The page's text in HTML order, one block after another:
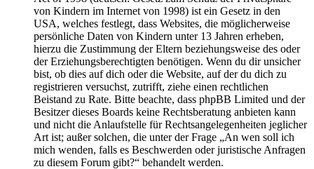
von Kindern im Internet von 1998) ist ein Gesetz in den
USA, welches festlegt, dass Websites, die möglicherweise
persönliche Daten von Kindern unter 13 Jahren erheben,
hierzu die Zustimmung der Eltern beziehungsweise des oder
der Erziehungsberechtigten benötigen. Wenn du dir unsicher
bist, ob dies auf dich oder die Website, auf der du dich zu
registrieren versuchst, zutrifft, ziehe einen rechtlichen
Beistand zu Rate. Bitte beachte, dass phpBB Limited und der
Besitzer dieses Boards keine Rechtsberatung anbieten kann
und nicht die Anlaufstelle für Rechtsangelegenheiten jeglicher
Art ist; außer solchen, die unter der Frage „An wen soll ich
mich wenden, falls es Beschwerden oder juristische Anfragen
zu diesem Forum gibt?“ behandelt werden.